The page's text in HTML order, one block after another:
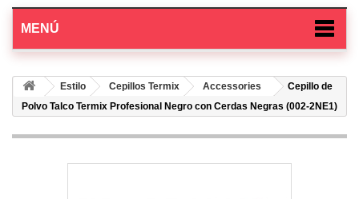
MENÚ
Estilo Cepillos Termix Accessories
Cepillo de
Polvo Talco Termix Profesional Negro con Cerdas Negras (002-2NE1)